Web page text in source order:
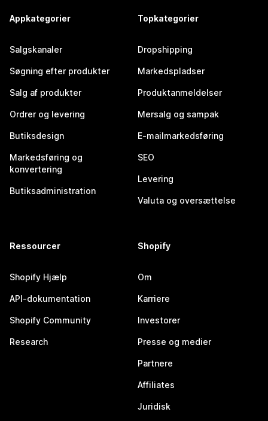
Appkategorier
Salgskanaler
Søgning efter produkter
Salg af produkter
Ordrer og levering
Butiksdesign
Markedsføring og
konvertering
Butiksadministration
Topkategorier
Dropshipping
Markedspladser
Produktanmeldelser
Mersalg og sampak
E-mailmarkedsføring
SEO
Levering
Valuta og oversættelse
Ressourcer
Shopify Hjælp
API-dokumentation
Shopify Community
Research
Shopify
Om
Karriere
Investorer
Presse og medier
Partnere
Affiliates
Juridisk